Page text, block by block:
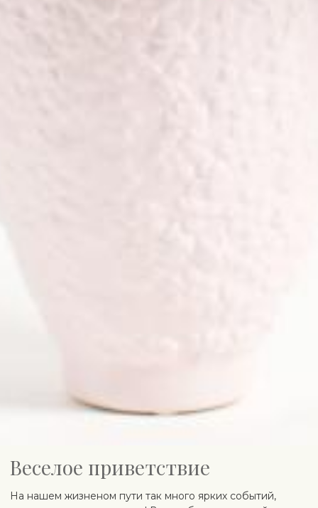
Веселое приветствие
На нашем жизненом пути так много ярких событий,